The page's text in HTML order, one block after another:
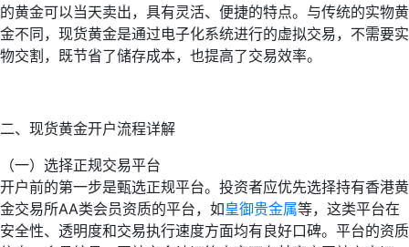
的黄金可以当天卖出，具有灵活、便捷的特点。与传统的实物黄
金不同，现货黄金是通过电子化系统进行的虚拟交易，不需要实
物交割，既节省了储存成本，也提高了交易效率。
二、现货黄金开户流程详解
（一）选择正规交易平台
开户前的第一步是甄选正规平台。投资者应优先选择持有香港黄
金交易所AA类会员资质的平台，如皇御贵金属等，这类平台在
安全性、透明度和交易执行速度方面均有良好口碑。平台的资质